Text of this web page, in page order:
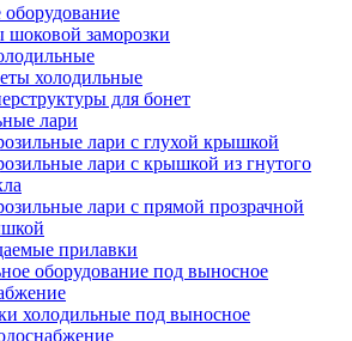
шоковой заморозки
холодильные
для бонет
лари
лари с глухой крышкой
лари с крышкой из гнутого
лари с прямой прозрачной
прилавки
оборудование под выносное
холодильные под выносное